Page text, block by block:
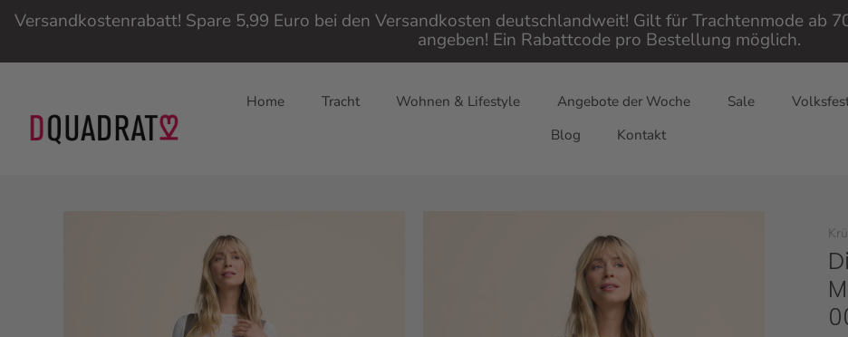
Versandkostenrabatt! Spare 5,99 Euro bei den Versandkosten deutschlandweit! Gilt für Trachtenmode ab
angeben! Ein Rabattcode pro Bestellung möglich.
Home Tracht Wohnen & Lifestyle Angebote der Woche Sale
Blog
Kontakt